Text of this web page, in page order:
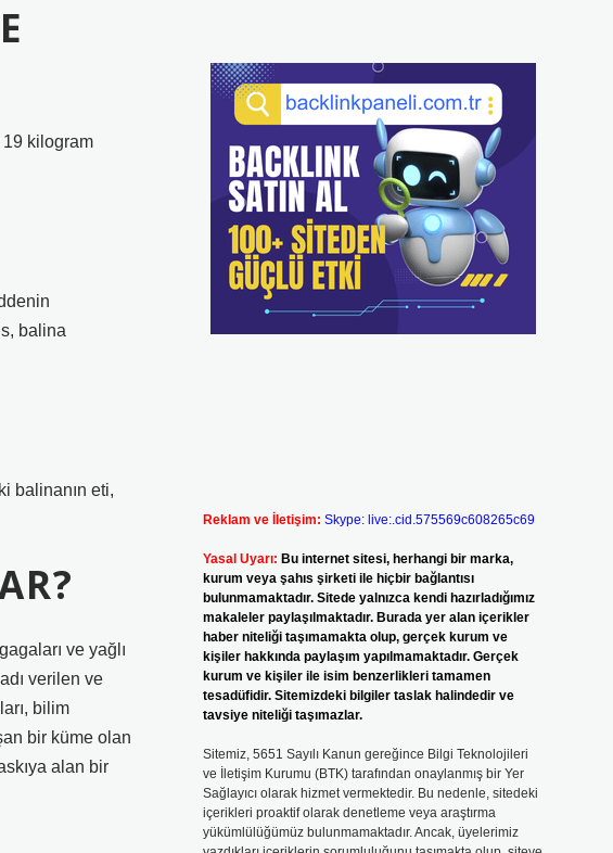
kilogram
balina
balinanın eti,
ve yağlı
verilen ve
bilim
bir küme olan
alan bir
Reklam ve İletişim: Skype: live:.cid.575569c608265c69
Yasal Uyarı: Bu internet sitesi, herhangi bir marka,
kurum veya şahıs şirketi ile hiçbir bağlantısı
bulunmamaktadır. Sitede yalnızca kendi hazırladığımız
makaleler paylaşılmaktadır. Burada yer alan içerikler
haber niteliği taşımamakta olup, gerçek kurum ve
kişiler hakkında paylaşım yapılmamaktadır. Gerçek
kurum ve kişiler ile isim benzerlikleri tamamen
tesadüfidir. Sitemizdeki bilgiler taslak halindedir ve
tavsiye niteliği taşımazlar.
Sitemiz, 5651 Sayılı Kanun gereğince Bilgi Teknolojileri
ve İletişim Kurumu (BTK) tarafından onaylanmış bir Yer
Sağlayıcı olarak hizmet vermektedir. Bu nedenle, sitedeki
içerikleri proaktif olarak denetleme veya araştırma
yükümlülüğümüz bulunmamaktadır. Ancak, üyelerimiz